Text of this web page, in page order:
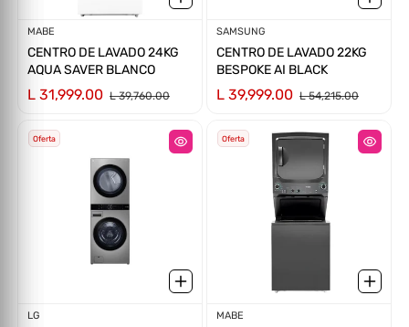
Proveedor:
MABE
CENTRO DE LAVADO 24KG
AQUA SAVER BLANCO
L 31,999.00 L 39,760.00
Proveedor:
SAMSUNG
CENTRO DE LAVADO 22KG
BESPOKE AI BLACK
L 39,999.00 L 54,215.00
Oferta
Proveedor:
LG
Oferta
Proveedor:
MABE